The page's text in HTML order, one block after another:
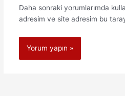
Daha sonraki yorumlarımda
adresim ve site adresim bu